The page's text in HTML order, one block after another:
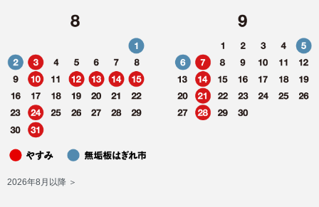
2026年8月以降 ＞